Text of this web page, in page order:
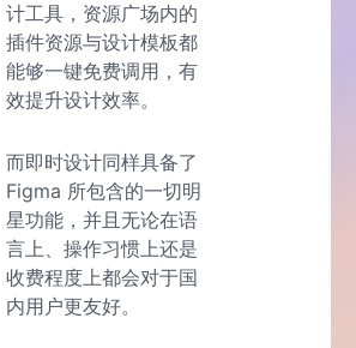
计工具，资源广场内的
插件资源与设计模板都
能够一键免费调用，有
效提升设计效率。
而即时设计同样具备了
Figma 所包含的一切明
星功能，并且无论在语
言上、操作习惯上还是
收费程度上都会对于国
内用户更友好。